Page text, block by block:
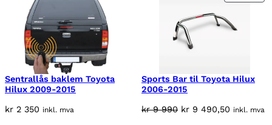
Sentrallås baklem Toyota
Hilux 2009-2015
kr 2 350 inkl. mva
R
A
Sports Bar til Toyota Hilux
2006-2015
kr9 990 O
kr 9 490,50 Ninkl. mva